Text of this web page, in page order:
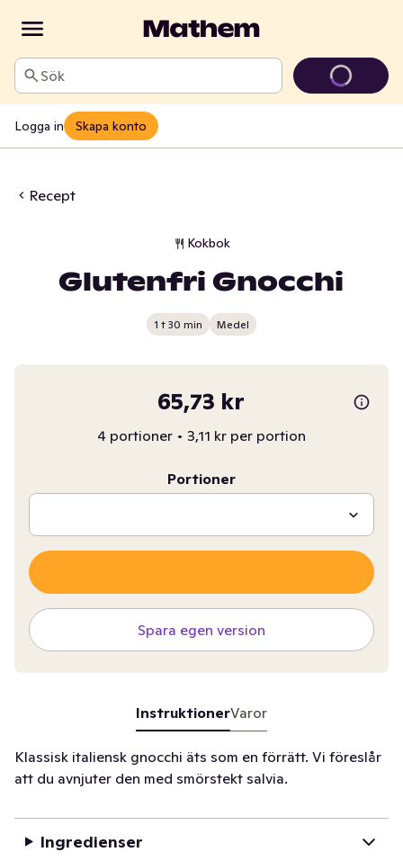
Sök
Logga in Skapa konto
Recept
Kokbok
Glutenfri Gnocchi
1 t 30 min Medel
65,73 kr
4 portioner • 3,11 kr per portion
Portioner
Spara egen version
InstruktionerVaror
Klassisk italiensk gnocchi äts som en förrätt. Vi föreslår
att du avnjuter den med smörstekt salvia.
Ingredienser